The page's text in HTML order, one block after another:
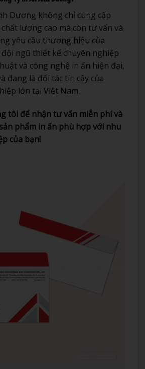
Dương không chỉ cung cấp
lượng cao mà còn tư vấn và
yêu cầu thương hiệu của
đội ngũ thiết kế chuyên nghiệp
và công nghệ in ấn hiện đại,
đang là đối tác tin cậy của
lớn tại Việt Nam.
tôi để nhận tư vấn miễn phí và
phẩm in ấn phù hợp với nhu
của bạn!